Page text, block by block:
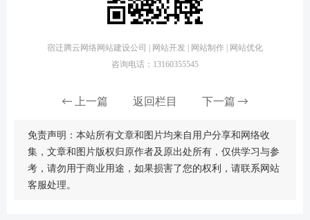
宿迁腾云网络网站建设公司 | 网站开发 | 网站制作 | 网站优化
咨询电话：13160355545
上一篇 返回栏目 下一篇
免责声明：本站所有文章和图片均来自用户分享和网络收
集，文章和图片版权归原作者及原出处所有，仅供学习与参
考，请勿用于商业用途，如果损害了您的权利，请联系网站
客服处理。